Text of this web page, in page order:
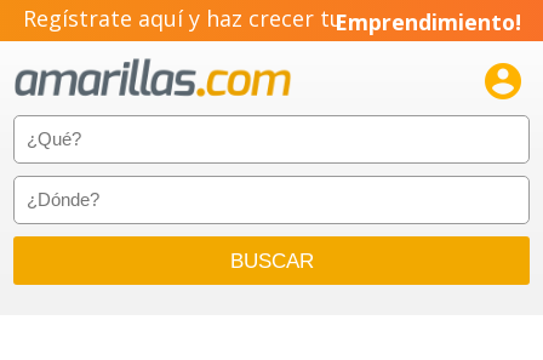
Regístrate aquí y haz crecer tuEmprendimiento!
